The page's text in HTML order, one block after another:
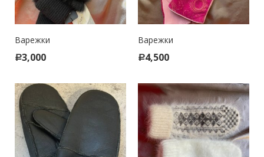
Варежки
Р3,000
Варежки
Р4,500